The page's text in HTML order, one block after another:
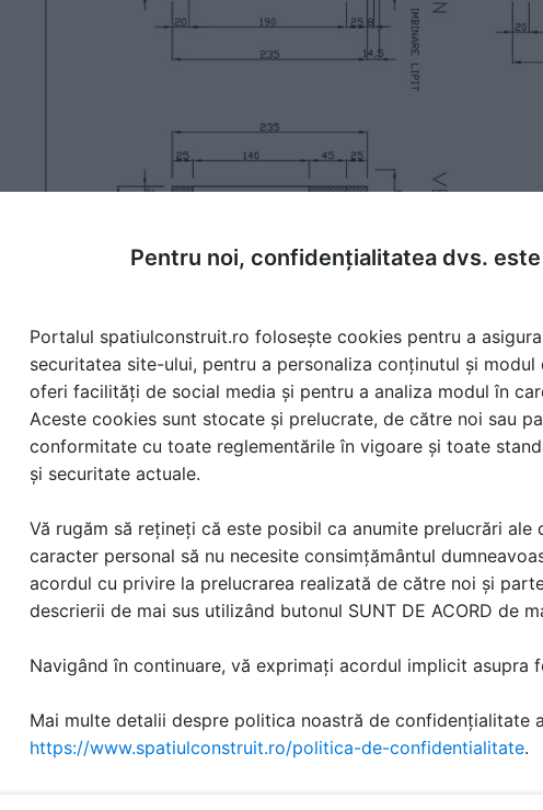
Pentru noi, confidențialitatea dvs.
Portalul spatiulconstruit.ro folosește cookies pentru a
securitatea site-ului, pentru a personaliza conținutul și modul
oferi facilități de social media și pentru a analiza modul în
Aceste cookies sunt stocate și prelucrate, de către noi sau
conformitate cu toate reglementările în vigoare și toate
și securitate actuale.
Vă rugăm să rețineți că este posibil ca anumite prelucrări ale
caracter personal să nu necesite consimțământul
acordul cu privire la prelucrarea realizată de către noi și
descrierii de mai sus utilizând butonul SUNT DE ACORD de
Navigând în continuare, vă exprimați acordul implicit asupra
Mai multe detalii despre politica noastră de confidențialitate
https://www.spatiulconstruit.ro/politica-de-confidentialitate.